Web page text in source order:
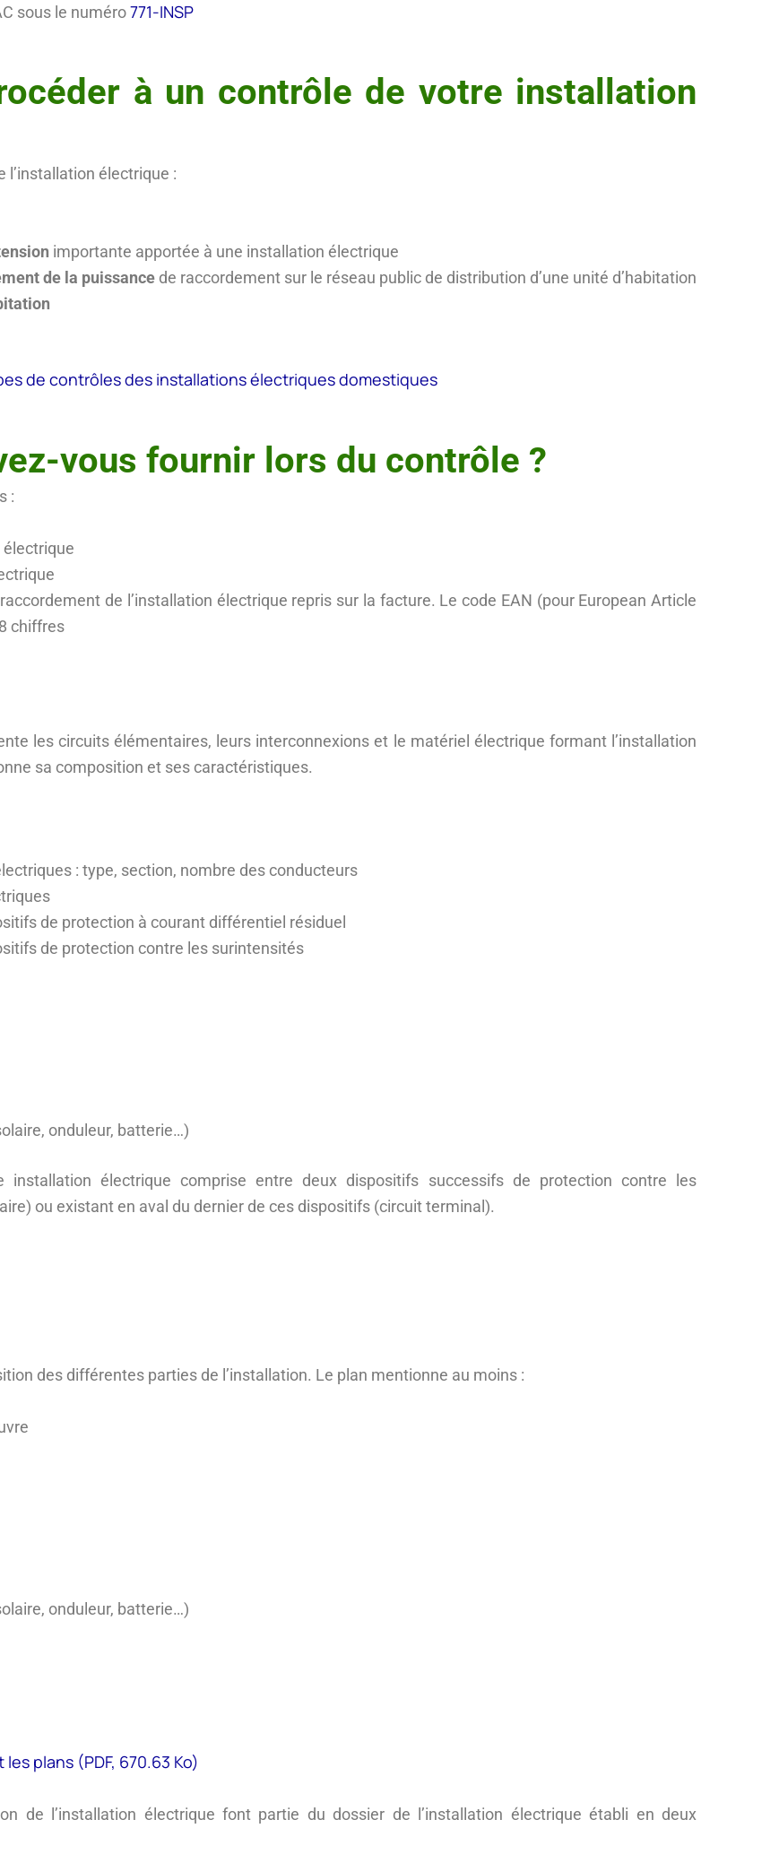
sous le numéro771-INSP
à un contrôle de votre installation
l’installation électrique :
importante apportée à une installation électrique
de la puissance de raccordement sur le réseau public de distribution d’une unité d’habitation
de contrôles des installations électriques domestiques
vous fournir lors du contrôle ?
:
électrique
de l’installation électrique repris sur la facture. Le code EAN (pour European Article
chiffres
les circuits élémentaires, leurs interconnexions et le matériel électrique formant l’installation
sa composition et ses caractéristiques.
: type, section, nombre des conducteurs
de protection à courant différentiel résiduel
de protection contre les surintensités
onduleur, batterie…)
installation électrique comprise entre deux dispositifs successifs de protection contre les
ou existant en aval du dernier de ces dispositifs (circuit terminal).
des différentes parties de l’installation. Le plan mentionne au moins :
onduleur, batterie…)
plans (PDF, 670.63 Ko)
de l’installation électrique font partie du dossier de l’installation électrique établi en deux